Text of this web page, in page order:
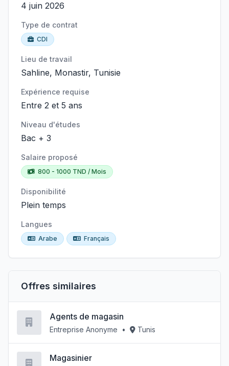
4 juin 2026
Type de contrat
CDI
Lieu de travail
Sahline, Monastir, Tunisie
Expérience requise
Entre 2 et 5 ans
Niveau d'études
Bac + 3
Salaire proposé
800 - 1000 TND / Mois
Disponibilité
Plein temps
Langues
Arabe Français
Offres similaires
Agents de magasin
Entreprise Anonyme • Tunis
Magasinier